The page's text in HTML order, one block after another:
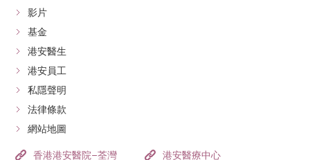
影片
基金
港安醫生
港安員工
私隱聲明
法律條款
網站地圖
香港港安醫院–荃灣
港安醫療中心